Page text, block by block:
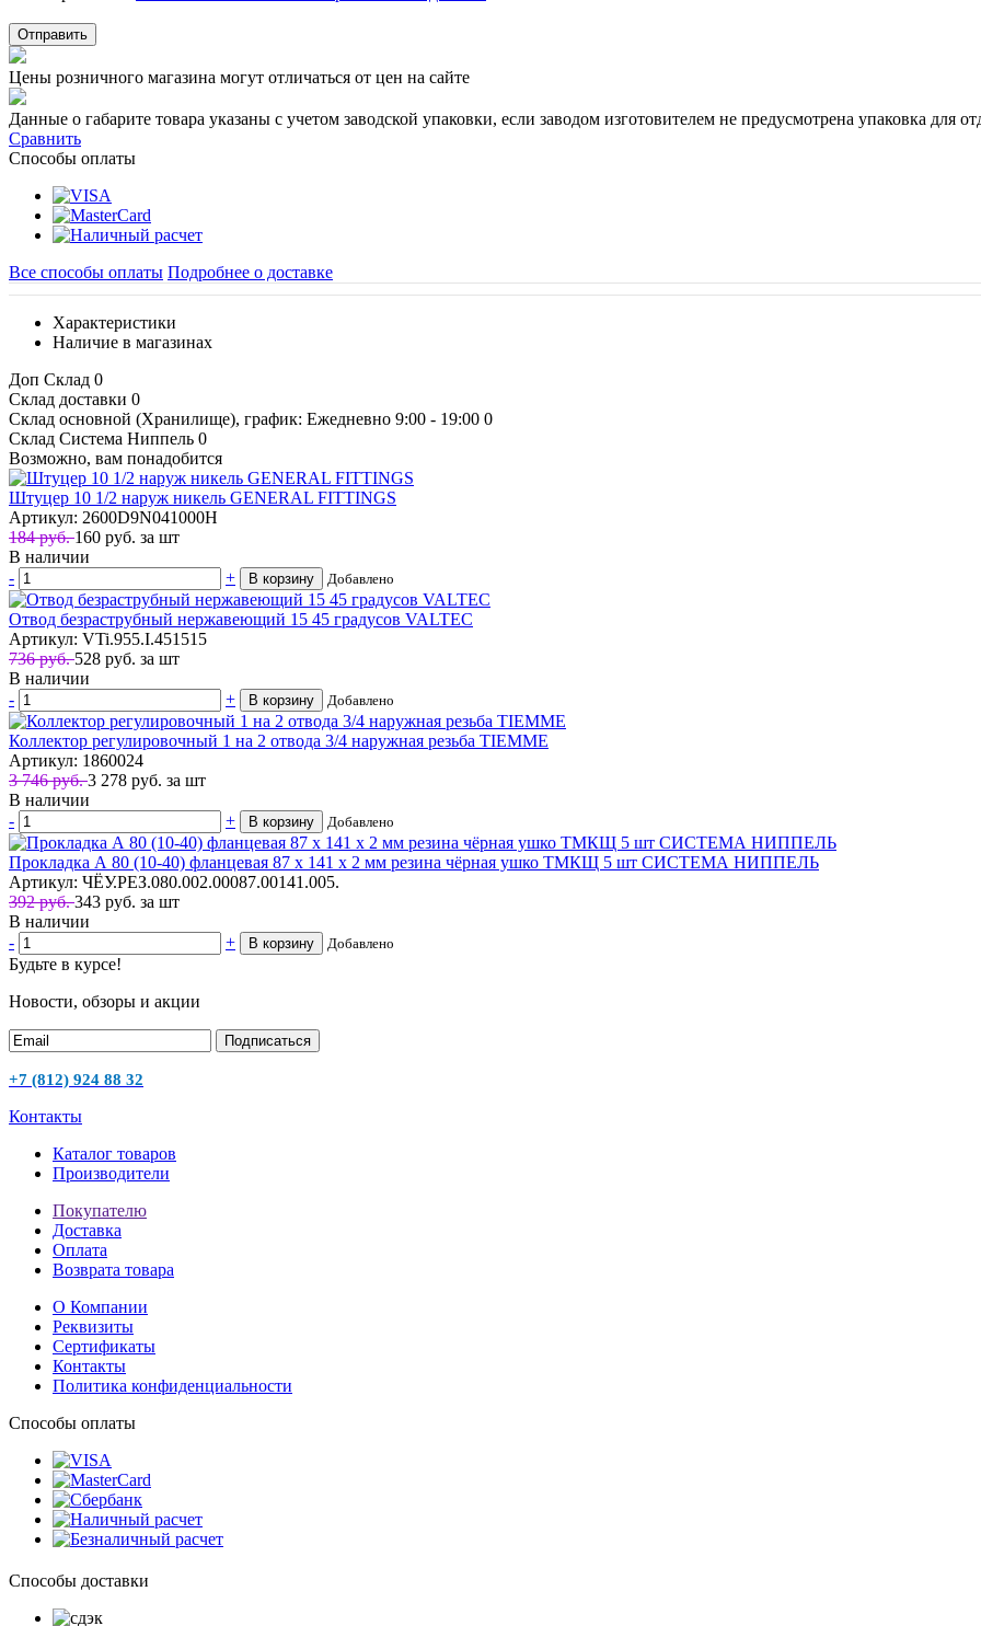
Отправить
Цены розничного магазина могут отличаться от цен на сайте
Данные о габарите товара указаны с учетом заводской упаковки, если заводом изготовителем не предусмотрена упаковка для
Сравнить
Способы оплаты
Все способы оплаты Подробнее о доставке
Характеристики
Наличие в магазинах
Доп Склад 0
Склад доставки 0
Склад основной (Хранилище), график: Ежедневно 9:00 - 19:00 0
Склад Система Ниппель 0
Возможно, вам понадобится
Штуцер 10 1/2 наруж никель GENERAL FITTINGS
Артикул: 2600D9N041000H
184 руб.160 руб. за шт
В наличии
-
+ В корзину Добавлено
Отвод безраструбный нержавеющий 15 45 градусов VALTEC
Артикул: VTi.955.I.451515
736 руб.528 руб. за шт
В наличии
-
+ В корзину Добавлено
Коллектор регулировочный 1 на 2 отвода 3/4 наружная резьба TIEMME
Артикул: 1860024
3 746 руб.3 278 руб. за шт
В наличии
-
+ В корзину Добавлено
Прокладка А 80 (10-40) фланцевая 87 х 141 х 2 мм резина чёрная ушко ТМКЩ 5 шт СИСТЕМА НИППЕЛЬ
Артикул: ЧЁУ.РЕЗ.080.002.00087.00141.005.
392 руб.343 руб. за шт
В наличии
-
+ В корзину Добавлено
Будьте в курсе!
Новости, обзоры и акции
Подписаться
+7 (812) 924 88 32
Контакты
Каталог товаров
Производители
Покупателю
Доставка
Оплата
Возврата товара
О Компании
Реквизиты
Сертификаты
Контакты
Политика конфиденциальности
Способы оплаты
Способы доставки